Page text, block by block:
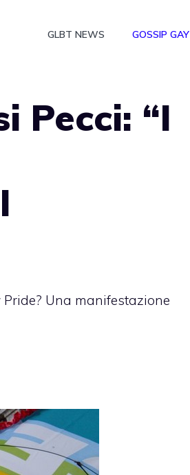
GLBT NEWS GOSSIP GAY
Pecci: “I
Pride? Una manifestazione